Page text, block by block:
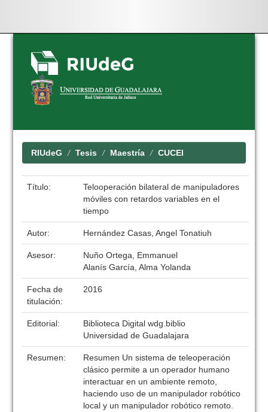
Skip
navigation
RIUdeG Tesis Maestría CUCEI
Título:
Telooperación bilateral de manipuladores
móviles con retardos variables en el
tiempo
Autor: Hernández Casas, Angel Tonatiuh
Asesor:
Nuño Ortega, Emmanuel
Alanís García, Alma Yolanda
Fecha de
titulación:
2016
Editorial:
Biblioteca Digital wdg.biblio
Universidad de Guadalajara
Resumen:
Resumen Un sistema de teleoperación
clásico permite a un operador humano
interactuar en un ambiente remoto,
haciendo uso de un manipulador robótico
local y un manipulador robótico remoto.